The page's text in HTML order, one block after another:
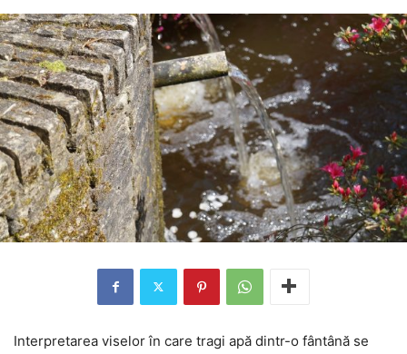
Interpretarea viselor în care tragi apă dintr-o fântână se